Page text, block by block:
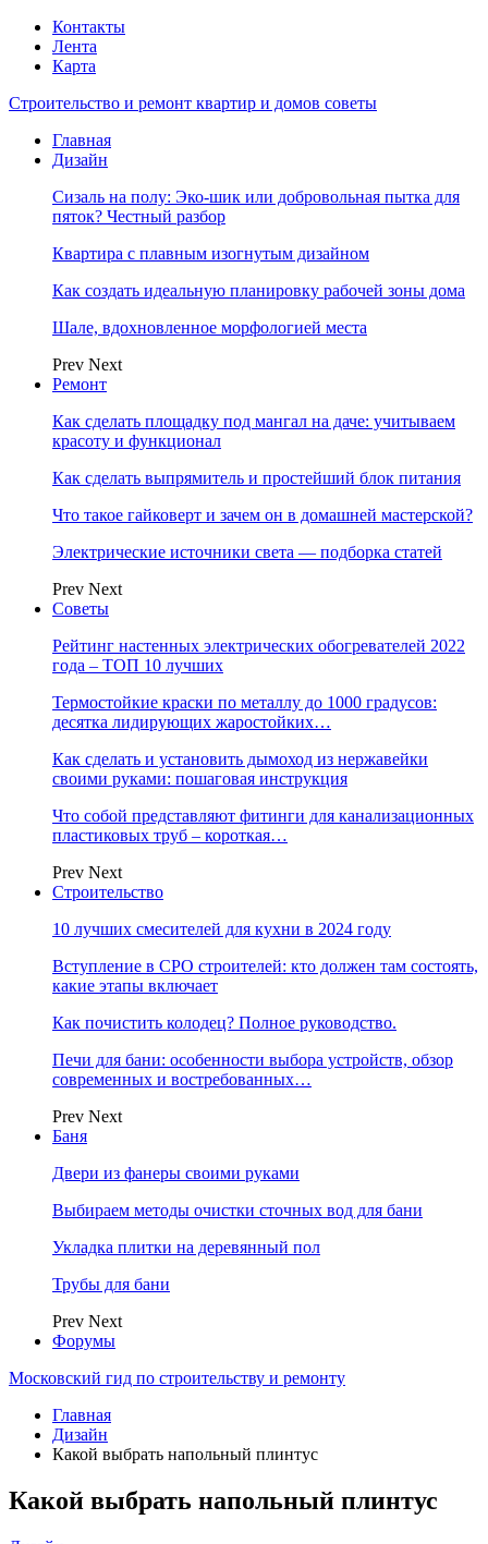
Контакты
Лента
Карта
Строительство и ремонт квартир и домов советы
Главная
Дизайн
Сизаль на полу: Эко-шик или добровольная пытка для
пяток? Честный разбор
Квартира с плавным изогнутым дизайном
Как создать идеальную планировку рабочей зоны дома
Шале, вдохновленное морфологией места
Prev Next
Ремонт
Как сделать площадку под мангал на даче: учитываем
красоту и функционал
Как сделать выпрямитель и простейший блок питания
Что такое гайковерт и зачем он в домашней мастерской?
Электрические источники света — подборка статей
Prev Next
Советы
Рейтинг настенных электрических обогревателей 2022
года – ТОП 10 лучших
Термостойкие краски по металлу до 1000 градусов:
десятка лидирующих жаростойких…
Как сделать и установить дымоход из нержавейки
своими руками: пошаговая инструкция
Что собой представляют фитинги для канализационных
пластиковых труб – короткая…
Prev Next
Строительство
10 лучших смесителей для кухни в 2024 году
Вступление в СРО строителей: кто должен там состоять,
какие этапы включает
Как почистить колодец? Полное руководство.
Печи для бани: особенности выбора устройств, обзор
современных и востребованных…
Prev Next
Баня
Двери из фанеры своими руками
Выбираем методы очистки сточных вод для бани
Укладка плитки на деревянный пол
Трубы для бани
Prev Next
Форумы
Московский гид по строительству и ремонту
Главная
Дизайн
Какой выбрать напольный плинтус
Какой выбрать напольный плинтус